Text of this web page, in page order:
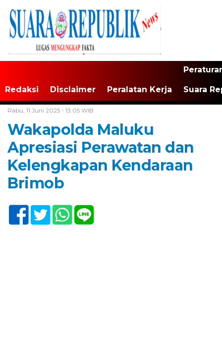
Redaksi Disclaimer Peralatan Kerja Suara
Rabu, 11 Juni 2025 - 13:05 WIB
Wakapolda Maluku
Apresiasi Perawatan dan
Kelengkapan Kendaraan
Brimob